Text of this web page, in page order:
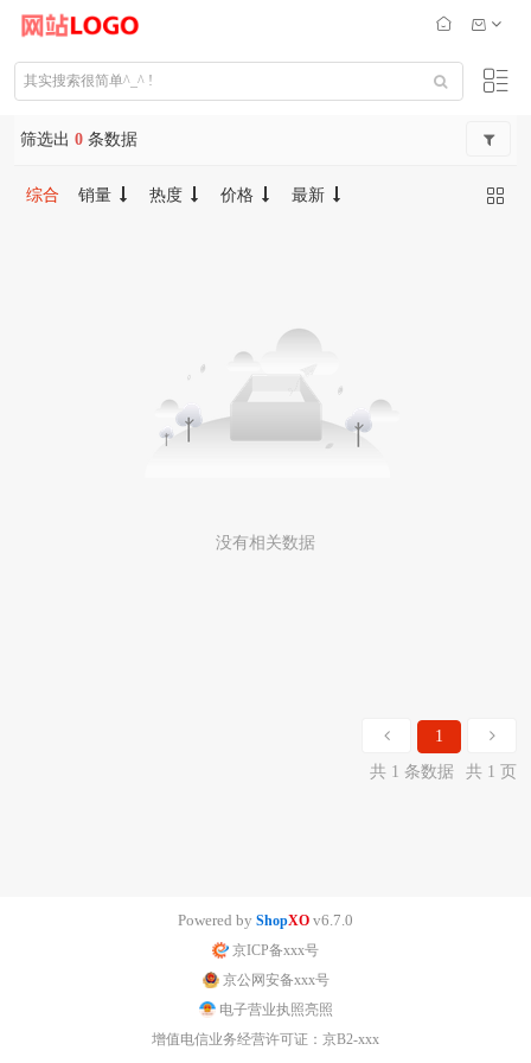
筛选出 0 条数据
综合 销量 热度 价格 最新
没有相关数据
1
共 1 条数据
共 1 页
Powered by ShopXO v6.7.0
京ICP备xxx号
京公网安备xxx号
电子营业执照亮照
增值电信业务经营许可证：京B2-xxx